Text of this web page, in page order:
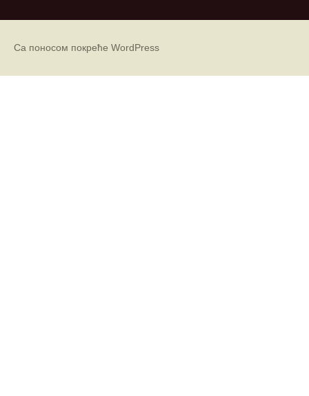
Са поносом покреће WordPress